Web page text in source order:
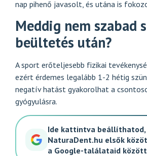
nap pihenő javasolt, és utána is
Meddig nem szabad
beültetés után?
A sport erőteljesebb fizikai
ezért érdemes legalább 1-2 hétig
negatív hatást gyakorolhat a
gyógyulásra.
Ide kattintva beállíthatod,
NaturaDent.hu elsők
a Google-találataid